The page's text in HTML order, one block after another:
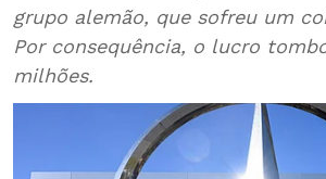
grupo alemão, que sofreu um
Por consequência, o lucro
milhões.